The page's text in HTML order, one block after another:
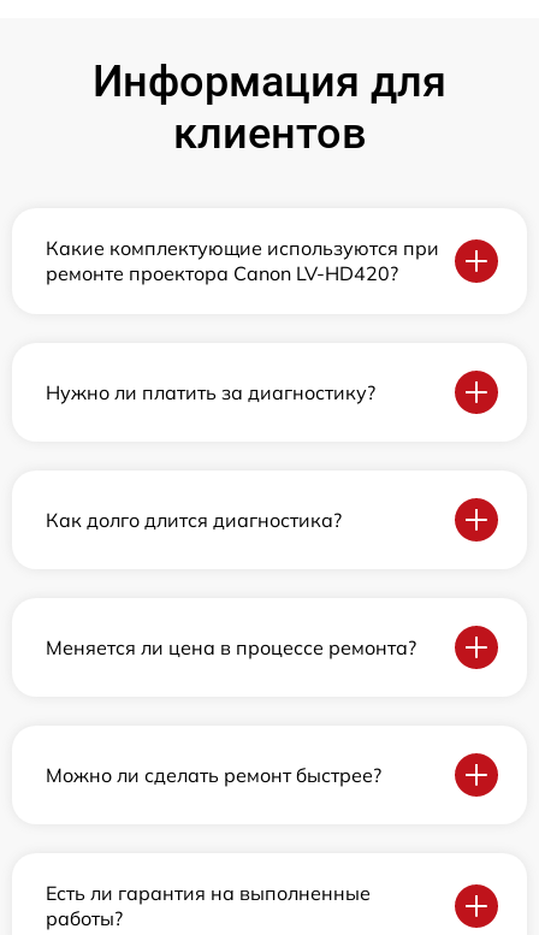
Информация для
клиентов
Какие комплектующие используются при
ремонте проектора Canon LV-HD420?
Нужно ли платить за диагностику?
Как долго длится диагностика?
Меняется ли цена в процессе ремонта?
Можно ли сделать ремонт быстрее?
Есть ли гарантия на выполненные
работы?